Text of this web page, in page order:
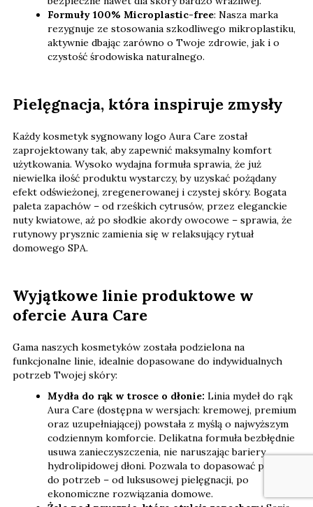
Formuły 100% Microplastic-free: Nasza marka
rezygnuje ze stosowania szkodliwego mikroplastiku,
aktywnie dbając zarówno o Twoje zdrowie, jak i o
czystość środowiska naturalnego.
Pielęgnacja, która inspiruje zmysły
Każdy kosmetyk sygnowany logo Aura Care został
zaprojektowany tak, aby zapewnić maksymalny komfort
użytkowania. Wysoko wydajna formuła sprawia, że już
niewielka ilość produktu wystarczy, by uzyskać pożądany
efekt odświeżonej, zregenerowanej i czystej skóry. Bogata
paleta zapachów – od rześkich cytrusów, przez eleganckie
nuty kwiatowe, aż po słodkie akordy owocowe – sprawia, że
rutynowy prysznic zamienia się w relaksujący rytuał
domowego SPA.
Wyjątkowe linie produktowe w
ofercie Aura Care
Gama naszych kosmetyków została podzielona na
funkcjonalne linie, idealnie dopasowane do indywidualnych
potrzeb Twojej skóry:
Mydła do rąk w trosce o dłonie: Linia mydeł do rąk
Aura Care (dostępna w wersjach: kremowej, premium
oraz uzupełniającej) powstała z myślą o najwyższym
codziennym komforcie. Delikatna formuła bezbłędnie
usuwa zanieczyszczenia, nie naruszając bariery
hydrolipidowej dłoni. Pozwala to dopasować produkt
do potrzeb – od luksusowej pielęgnacji, po
ekonomiczne rozwiązania domowe.